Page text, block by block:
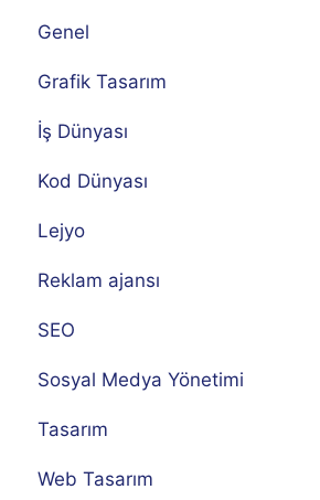
Genel
Grafik Tasarım
İş Dünyası
Kod Dünyası
Lejyo
Reklam ajansı
SEO
Sosyal Medya Yönetimi
Tasarım
Web Tasarım